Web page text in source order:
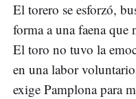
El torero se esforzó,
forma a una faena
El toro no tuvo la
en una labor
exige Pamplona para